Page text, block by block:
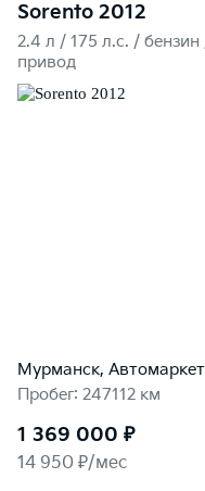
Sorento 2012
2.4 л / 175 л.c. /
привод
Мурманск, Автомаркет
Пробег: 247112 км
1 369 000 ₽
14 950 ₽/мес